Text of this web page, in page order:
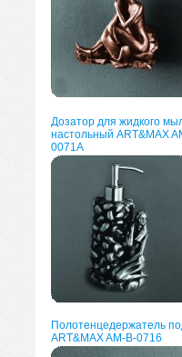
Дозатор для жидкого
настольный ART&MAX
0071A
Полотенцедержатель
ART&MAX AM-B-0716